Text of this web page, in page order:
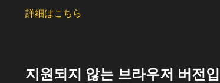
詳細はこちら
지원되지 않는 브라우저 버전